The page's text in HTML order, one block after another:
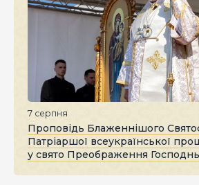
7 серпня
Проповідь Блаженнішого
Патріаршої всеукраїнської
у свято Преображення